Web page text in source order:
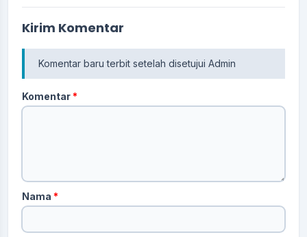
Kirim Komentar
Komentar baru terbit setelah disetujui Admin
Komentar*
Nama *